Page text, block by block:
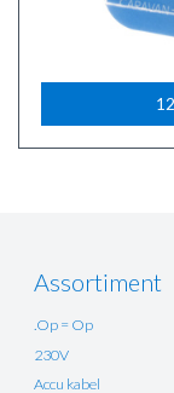
Assortiment
.Op = Op
230V
Accu kabel